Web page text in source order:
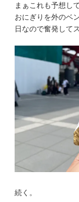
まぁこれも予想し
おにぎりを外のベ
日なので奮発して
続く。